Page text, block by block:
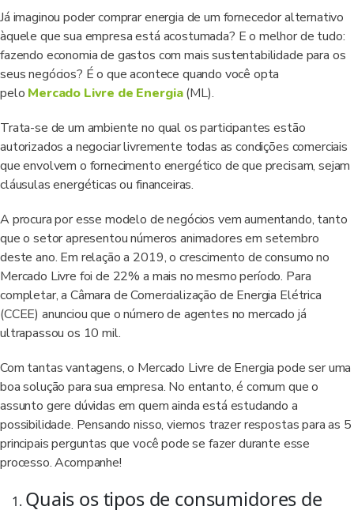
Já imaginou poder comprar energia de um fornecedor alternativo
àquele que sua empresa está acostumada? E o melhor de tudo:
fazendo economia de gastos com mais sustentabilidade para os
seus negócios? É o que acontece quando você opta
pelo Mercado Livre de Energia(ML).
Trata-se de um ambiente no qual os participantes estão
autorizados a negociar livremente todas as condições comerciais
que envolvem o fornecimento energético de que precisam, sejam
cláusulas energéticas ou financeiras.
A procura por esse modelo de negócios vem aumentando, tanto
que o setor apresentou números animadores em setembro
deste ano. Em relação a 2019, o crescimento de consumo no
Mercado Livre foi de 22% a mais no mesmo período. Para
completar, a Câmara de Comercialização de Energia Elétrica
(CCEE) anunciou que o número de agentes no mercado já
ultrapassou os 10 mil.
Com tantas vantagens, o Mercado Livre de Energia pode ser uma
boa solução para sua empresa. No entanto, é comum que o
assunto gere dúvidas em quem ainda está estudando a
possibilidade. Pensando nisso, viemos trazer respostas para as 5
principais perguntas que você pode se fazer durante esse
processo. Acompanhe!
Quais os tipos de consumidores de